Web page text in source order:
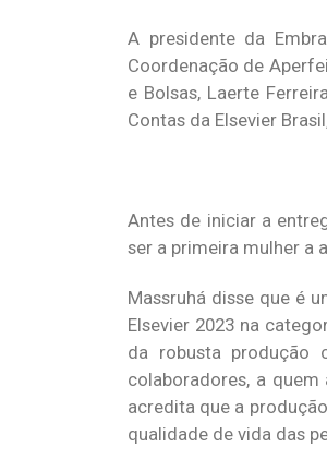
A presidente da
Coordenação de
e Bolsas, Laerte
Contas da Elsevier
Antes de iniciar a
ser a primeira mulher a
Massruhá disse que é
Elsevier 2023 na
da robusta produção
colaboradores, a
acredita que a
qualidade de vida das